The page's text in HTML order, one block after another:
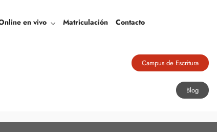
en vivo Matriculación Contacto
Campus de Escritura
Blog